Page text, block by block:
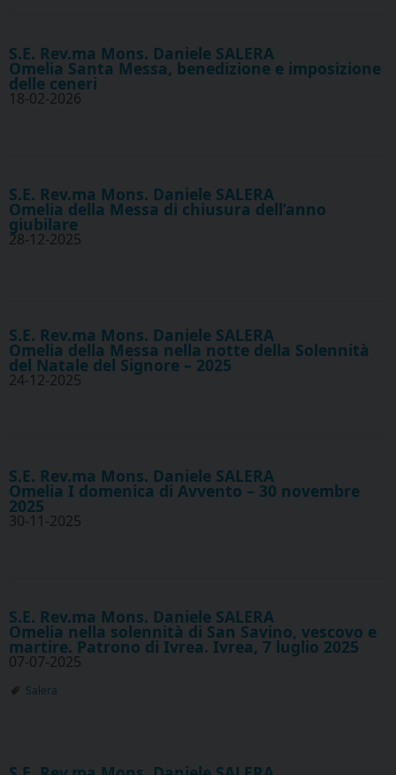
S.E. Rev.ma Mons. Daniele SALERA
Omelia Santa Messa, benedizione e imposizione
delle ceneri
18-02-2026
S.E. Rev.ma Mons. Daniele SALERA
Omelia della Messa di chiusura dell’anno
giubilare
28-12-2025
S.E. Rev.ma Mons. Daniele SALERA
Omelia della Messa nella notte della Solennità
del Natale del Signore – 2025
24-12-2025
S.E. Rev.ma Mons. Daniele SALERA
Omelia I domenica di Avvento – 30 novembre
2025
30-11-2025
S.E. Rev.ma Mons. Daniele SALERA
Omelia nella solennità di San Savino, vescovo e
martire. Patrono di Ivrea. Ivrea, 7 luglio 2025
07-07-2025
Salera